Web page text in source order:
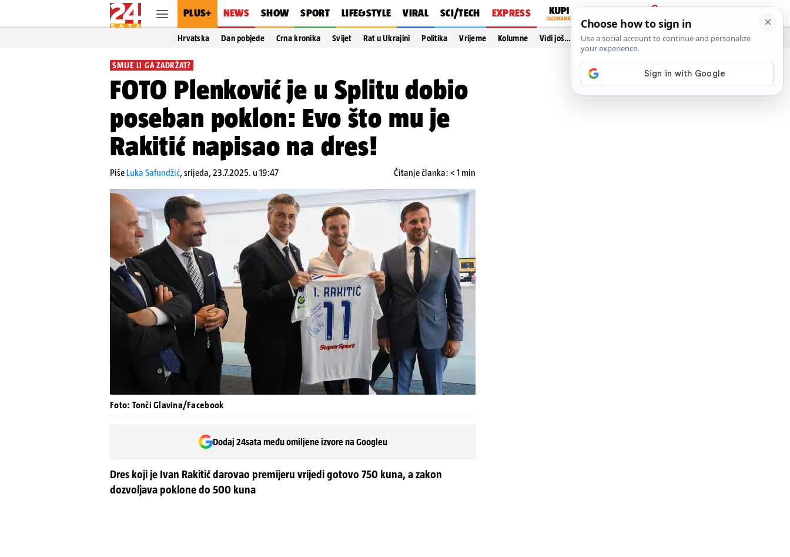
PLUS+ NEWS SHOW SPORT LIFE&STYLE VIRAL SCI/TECH EXPRESS
PRIJAVA
Hrvatska Dan pobjede Crna kronika Svijet Rat u Ukrajini Politika Vrijeme Kolumne Vidi još…
SMIJE LI GA ZADRŽAT?
FOTO Plenković je u Splitu dobio
poseban poklon: Evo što mu je
Rakitić napisao na dres!
Piše Luka Safundžić,srijeda, 23.7.2025. u 19:47 Čitanje članka: < 1 min
Foto: Tonči Glavina/Facebook
Dodaj 24sata među omiljene izvore na Googleu
Dres koji je Ivan Rakitić darovao premijeru vrijedi gotovo 750 kuna, a zakon
dozvoljava poklone do 500 kuna